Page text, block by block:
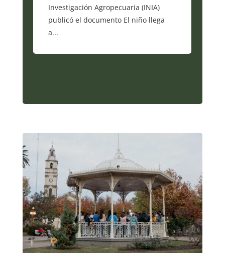
Investigación Agropecuaria (INIA)
publicó el documento El niño llega
a...